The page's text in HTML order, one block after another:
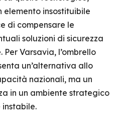
insostituibile
di compensare le
soluzioni di sicurezza
Varsavia, l’ombrello
un’alternativa allo
nazionali, ma un
in un ambiente strategico